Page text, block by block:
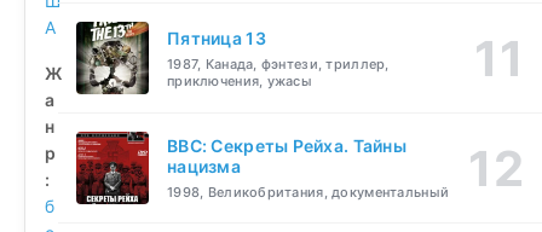
А
Ж
а
н
р
:
б
Пятница 13
1987, Канада, фэнтези, триллер,
приключения, ужасы
BBC: Секреты Рейха. Тайны
нацизма
1998, Великобритания, документальный